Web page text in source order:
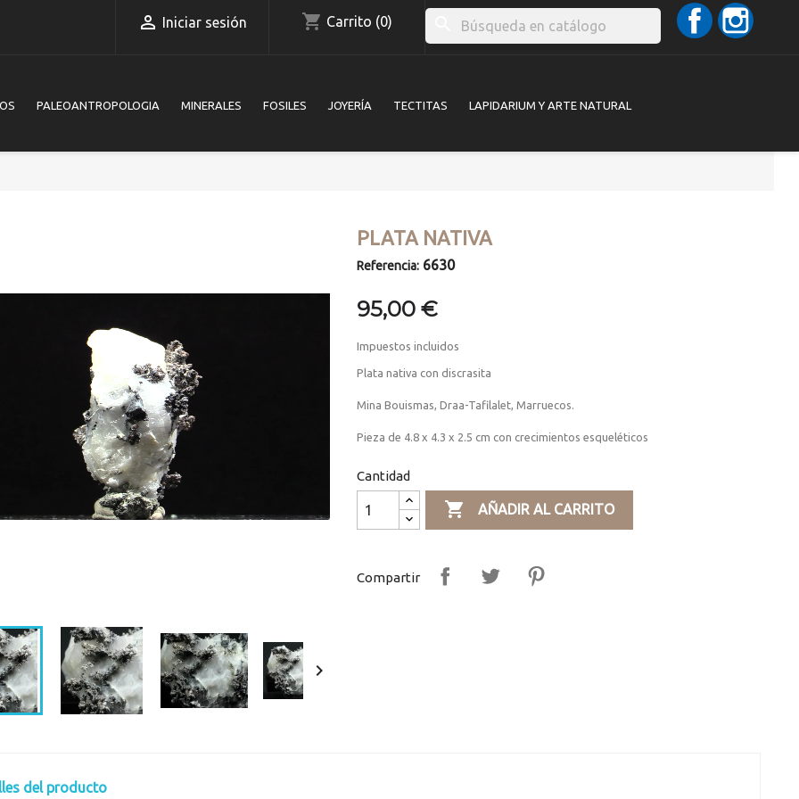
 Iniciar sesión shopping_cart Carrito (0)
Facebook
PALEOANTROPOLOGIA MINERALES FOSILES JOYERÍA TECTITAS LAPIDARIUM Y ARTE NATURAL

PLATA NATIVA
Referencia: 6630
95,00 €
Impuestos incluidos
Plata nativa con discrasita
Mina Bouismas, Draa-Tafilalet, Marruecos.
Pieza de 4.8 x 4.3 x 2.5 cm con crecimientos esqueléticos
Cantidad
 AÑADIR AL CARRITO
Compartir
del producto